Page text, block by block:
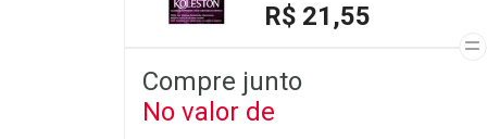
R$ 21,55
Compre junto
No valor de